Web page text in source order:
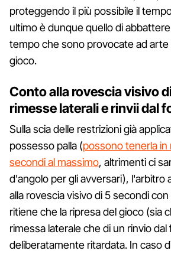
proteggendo il più possibile il
ultimo è dunque quello di
tempo che sono provocate ad arte
gioco.
Conto alla rovescia visivo
rimesse laterali e rinvii dal
Sulla scia delle restrizioni già
possesso palla (possono tenerla in
secondi al massimo, altrimenti ci
d'angolo per gli avversari), l'arbitro
alla rovescia visivo di 5 secondi
ritiene che la ripresa del gioco (sia
rimessa laterale che di un rinvio
deliberatamente ritardata. In caso